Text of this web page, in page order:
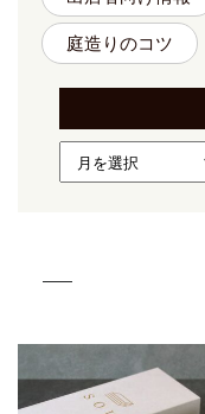
庭造りのコツ